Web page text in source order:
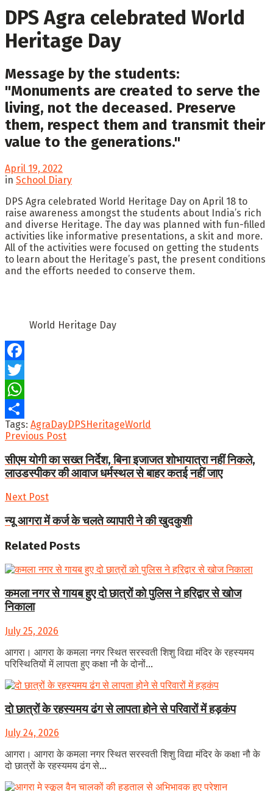
DPS Agra celebrated World
Heritage Day
Message by the students:
"Monuments are created to serve the
living, not the deceased. Preserve
them, respect them and transmit their
value to the generations."
April 19, 2022
in School Diary
DPS Agra celebrated World Heritage Day on April 18 to
raise awareness amongst the students about India’s rich
and diverse Heritage. The day was planned with fun-filled
activities like informative presentations, a skit and more.
All of the activities were focused on getting the students
to learn about the Heritage’s past, the present conditions
and the efforts needed to conserve them.
World Heritage Day
Facebook
Twitter
WhatsApp
Share
Tags: AgraDayDPSHeritageWorld
Previous Post
सीएम योगी का सख्त निर्देश, बिना इजाजत शोभायात्रा नहीं निकले,
लाउडस्पीकर की आवाज धर्मस्थल से बाहर कतई नहीं जाए
Next Post
न्यू आगरा में कर्ज के चलते व्यापारी ने की खुदकुशी
Related Posts
कमला नगर से गायब हुए दो छात्रों को पुलिस ने हरिद्वार से खोज
निकाला
July 25, 2026
आगरा। आगरा के कमला नगर स्थित सरस्वती शिशु विद्या मंदिर के रहस्यमय
परिस्थितियों में लापता हुए कक्षा नौ के दोनों...
दो छात्रों के रहस्यमय ढंग से लापता होने से परिवारों में हड़कंप
July 24, 2026
आगरा। आगरा के कमला नगर स्थित सरस्वती शिशु विद्या मंदिर के कक्षा नौ के
दो छात्रों के रहस्यमय ढंग से...